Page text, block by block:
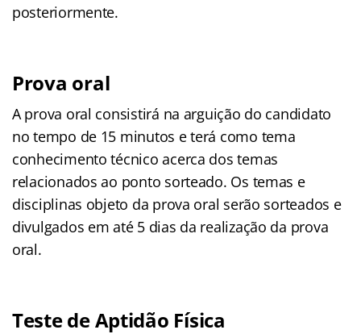
posteriormente.
Prova oral
A prova oral consistirá na arguição do candidato
no tempo de 15 minutos e terá como tema
conhecimento técnico acerca dos temas
relacionados ao ponto sorteado. Os temas e
disciplinas objeto da prova oral serão sorteados e
divulgados em até 5 dias da realização da prova
oral.
Teste de Aptidão Física